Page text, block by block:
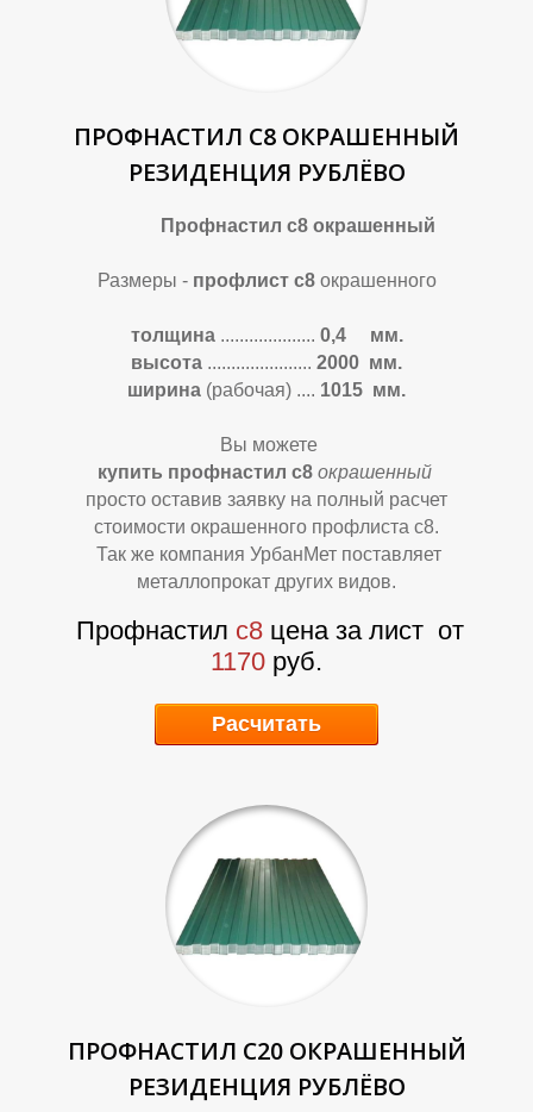
Р
О
ПРОФНАСТИЛ С8 ОКРАШЕННЫЙ
РЕЗИДЕНЦИЯ РУБЛЁВО
Профнастил с8 окрашенный
Размеры - профлист с8 окрашенного
толщина .................... 0,4 мм.
высота ...................... 2000 мм.
ширина (рабочая) .... 1015 мм.
Вы можете
купить профнастил с8 окрашенный
просто оставив заявку на полный расчет
стоимости окрашенного профлиста с8.
Так же компания УрбанМет поставляет
металлопрокат других видов.
Профнастил с8 цена за лист от
1170 руб.
Расчитать
ПРОФНАСТИЛ С20 ОКРАШЕННЫЙ
РЕЗИДЕНЦИЯ РУБЛЁВО
Р
О